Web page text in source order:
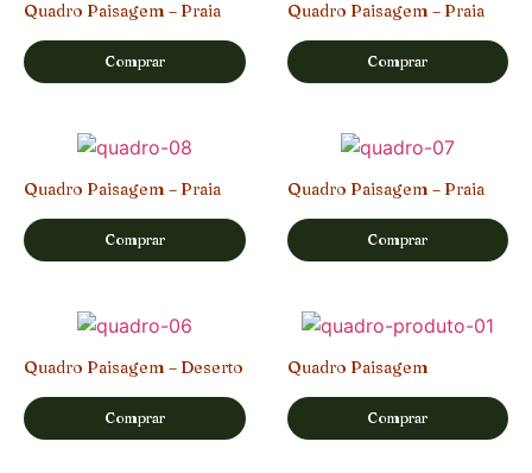
Quadro Paisagem – Praia
Comprar
Quadro Paisagem – Praia
Comprar
Quadro Paisagem – Praia
Comprar
Quadro Paisagem – Praia
Comprar
Quadro Paisagem – Deserto
Comprar
Quadro Paisagem
Comprar